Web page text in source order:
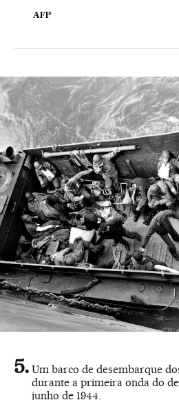
AFP
Um barco de desembarque
durante a primeira onda do
junho de 1944.